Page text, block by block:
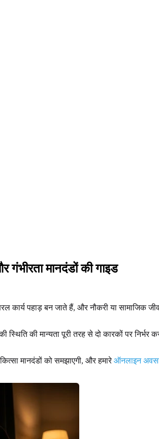
गंभीरता मानदंडों की गाइड
कार्य पहाड़ बन जाते हैं, और नौकरी या
की मान्यता पूरी तरह से दो कारकों पर
मानदंडों को समझाएगी, और हमारेऑनलाइन